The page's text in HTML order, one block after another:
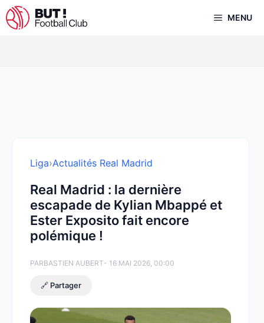
Aller
au
MENU
Liga›Actualités Real Madrid
Real Madrid : la dernière
escapade de Kylian Mbappé et
Ester Exposito fait encore
polémique !
PARBASTIEN AUBERT- 16 MAI 2026, 00:00
🔗 Partager